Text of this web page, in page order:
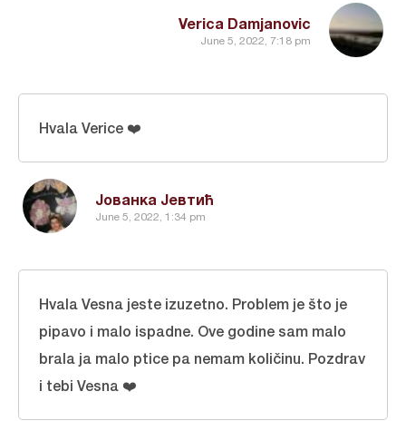
Verica Damjanovic
June 5, 2022, 7:18 pm
Јованка Јевтић
June 5, 2022, 1:34 pm
Hvala Verice ❤️
Hvala Vesna jeste izuzetno. Problem je što je
pipavo i malo ispadne. Ove godine sam malo
brala ja malo ptice pa nemam količinu. Pozdrav
i tebi Vesna ❤️